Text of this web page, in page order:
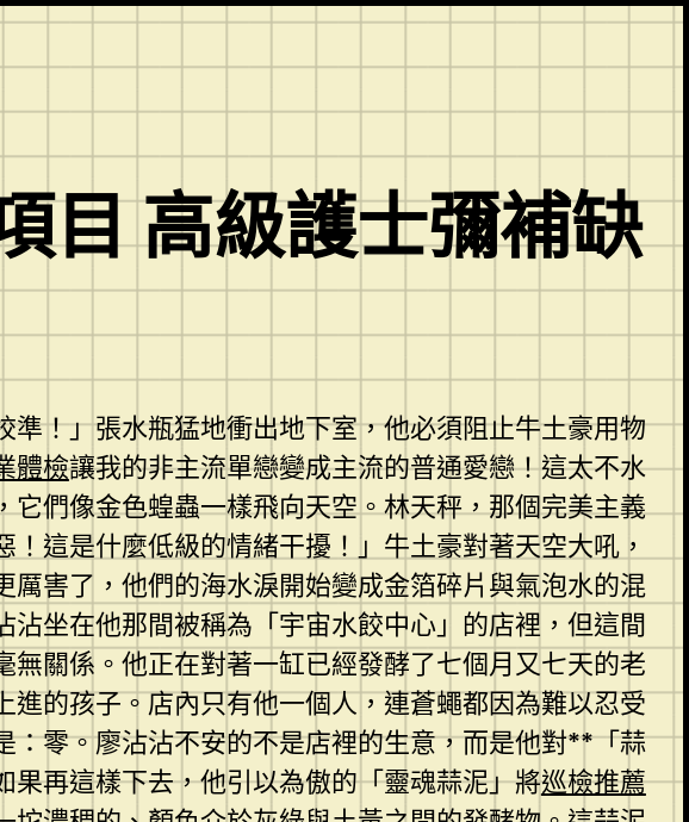
目 高級護士彌補缺
！」張水瓶猛地衝出地下室，他必須阻止牛土豪用物
體檢讓我的非主流單戀變成主流的普通愛戀！這太不水
們像金色蝗蟲一樣飛向天空。林天秤，那個完美主義
這是什麼低級的情緒干擾！」牛土豪對著天空大吼，
害了，他們的海水淚開始變成金箔碎片與氣泡水的混
坐在他那間被稱為「宇宙水餃中心」的店裡，但這間
關係。他正在對著一缸已經發酵了七個月又七天的老
的孩子。店內只有他一個人，連蒼蠅都因為難以忍受
零。廖沾沾不安的不是店裡的生意，而是他對**「蒜
再這樣下去，他引以為傲的「靈魂蒜泥」將巡檢推薦